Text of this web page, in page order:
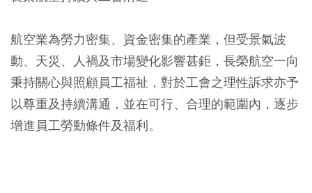
航空業為勞力密集、資金密集的產業，但受景氣波
動、天災、人禍及市場變化影響甚鉅，長榮航空一向
秉持關心與照顧員工福祉，對於工會之理性訴求亦予
以尊重及持續溝通，並在可行、合理的範圍內，逐步
增進員工勞動條件及福利。